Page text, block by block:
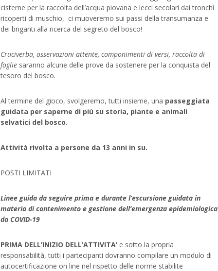
cisterne per la raccolta dell’acqua piovana e lecci secolari dai tronchi
ricoperti di muschio, ci muoveremo sui passi della transumanza e
dei briganti alla ricerca del segreto del bosco!
Cruciverba, osservazioni attente, componimenti di versi, raccolta di
foglie saranno alcune delle prove da sostenere per la conquista del
tesoro del bosco.
Al termine del gioco, svolgeremo, tutti insieme, una passeggiata
guidata per saperne di più su storia, piante e animali
selvatici del bosco.
Attività rivolta a persone da 13 anni in su.
POSTI LIMITATI
Linee guida da seguire prima e durante l’escursione guidata in
materia di contenimento e gestione dell’emergenza epidemiologica
da COVID-19
PRIMA DELL’INIZIO DELL’ATTIVITA’ e sotto la propria
responsabilità, tutti i partecipanti dovranno compilare un modulo di
autocertificazione on line nel rispetto delle norme stabilite